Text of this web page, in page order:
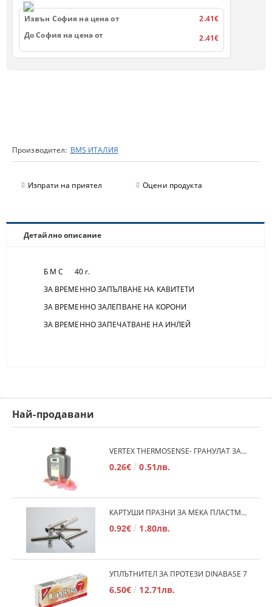
Производител: BMS ИТАЛИЯ
Изпрати на приятел Оцени продукта
Извън София на цена от
2.41€
До София на цена от
2.41€
Детайлно описание
Б М С 40 г.
ЗА ВРЕМЕННО ЗАПЪЛВАНЕ НА КАВИТЕТИ
ЗА ВРЕМЕННО ЗАЛЕПВАНЕ НА КОРОНИ
ЗА ВРЕМЕННО ЗАПЕЧАТВАНЕ НА ИНЛЕЙ
Най-продавани
VERTEX THERMOSENSE- ГРАНУЛАТ ЗА МЕКИ ПРОТЕЗИ
0.26€ 0.51лв.
КАРТУШИ ПРАЗНИ ЗА МЕКА ПЛАСТМАСА
0.92€ 1.80лв.
УПЛЪТНИТЕЛ ЗА ПРОТЕЗИ DINABASE 7
6.50€ 12.71лв.